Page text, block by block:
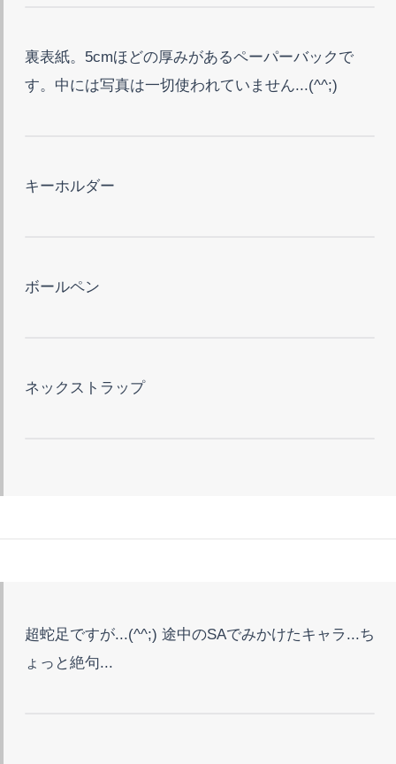
裏表紙。5cmほどの厚みがあるペーパーバックで
す。中には写真は一切使われていません...(^^;)
キーホルダー
ボールペン
ネックストラップ
超蛇足ですが...(^^;) 途中のSAでみかけたキャラ...ち
ょっと絶句...